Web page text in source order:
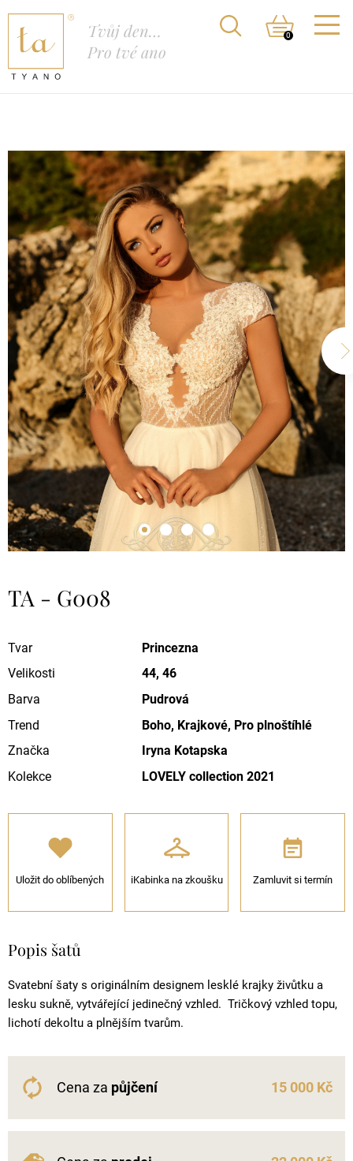
Tvůj den…
Pro tvé ano
0
TA - G008
Tvar
Princezna
Velikosti
44, 46
Barva
Pudrová
Trend
Boho, Krajkové, Pro plnoštíhlé
Značka
Iryna Kotapska
Kolekce
LOVELY collection 2021
Uložit do oblíbených iKabinka na zkoušku Zamluvit si termín
Popis šatů
Svatební šaty s originálním designem lesklé krajky živůtku a
lesku sukně, vytvářející jedinečný vzhled. Tričkový vzhled topu,
lichotí dekoltu a plnějším tvarům.
Cena za půjčení 15 000 Kč